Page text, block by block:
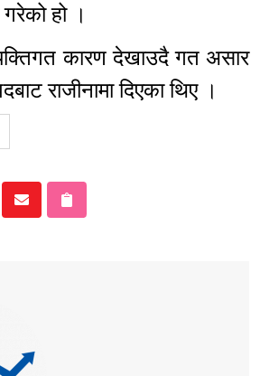
हो ।
कारण देखाउदै गत असार
राजीनामा दिएका थिए ।